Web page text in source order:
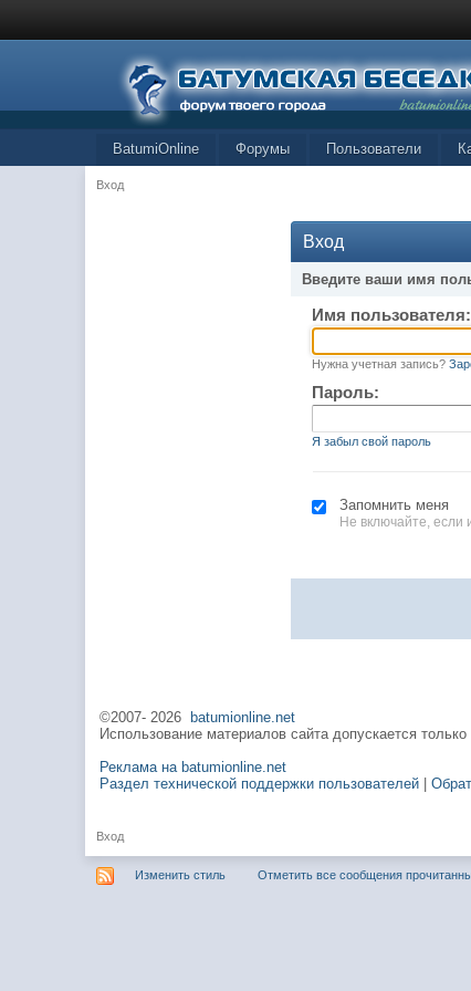
BatumiOnline Форумы Пользователи
Вход
Вход
Введите ваши имя
Имя пользователя:
Нужна учетная запись?
Пароль:
Я забыл свой пароль
Запомнить меня
Не включайте, если
©2007-2026
batumionline.net
Использование материалов сайта допускается
Реклама на batumionline.net
Раздел технической поддержки пользователей |
Вход
Изменить стиль Отметить все сообщения